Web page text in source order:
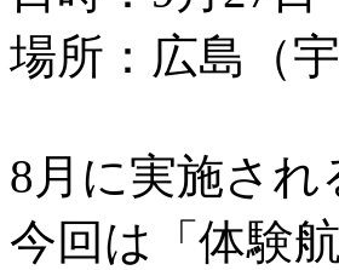
場所：広島（
8月に実施さ
今回は「体験